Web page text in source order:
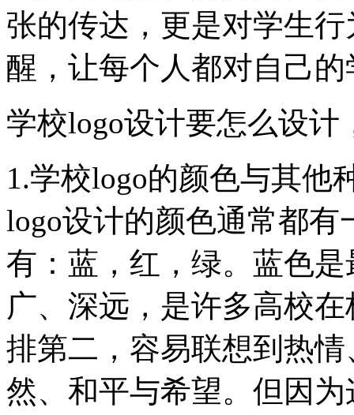
张的传达，更是对学生
醒，让每个人都对自己
学校logo设计要怎么设
1.学校logo的颜色与其他
logo设计的颜色通常都
有：蓝，红，绿。蓝色
广、深远，是许多高校
排第二，容易联想到热
然、和平与希望。但因